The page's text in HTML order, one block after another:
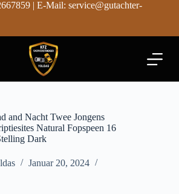
| E-Mail: service@gutachter-
and Nacht Twee Jongens
Natural Fopspeen 16
Dark
Januar 20, 2024